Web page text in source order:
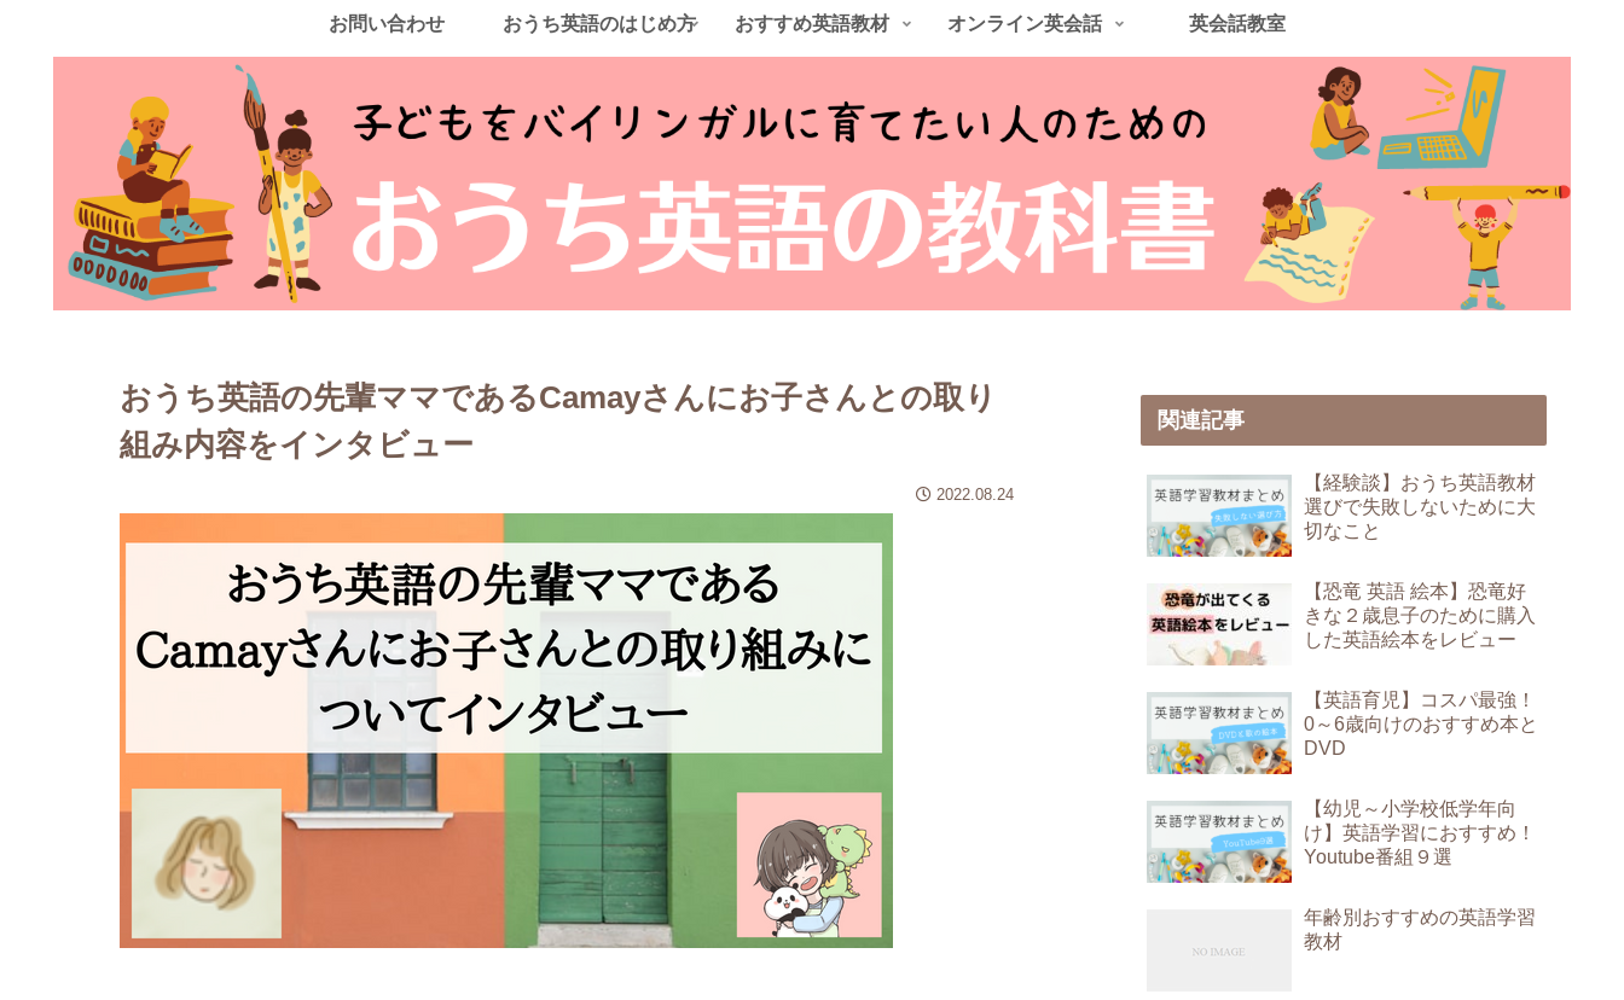
お問い合わせ おうち英語のはじめ方 おすすめ英語教材 オンライン英会話 英会話教室
おうち英語の先輩ママであるCamayさんにお子さんとの取り
組み内容をインタビュー
2022.08.24
関連記事
【経験談】おうち英語教材
選びで失敗しないために大
切なこと
【恐竜 英語 絵本】恐竜好
きな２歳息子のために購入
した英語絵本をレビュー
【英語育児】コスパ最強！
0～6歳向けのおすすめ本と
DVD
【幼児～小学校低学年向
け】英語学習におすすめ！
Youtube番組９選
年齢別おすすめの英語学習
教材